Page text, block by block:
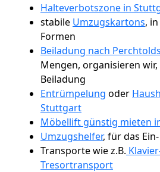
Halteverbotszone in
stabile Umzugskartons,
Formen
Beiladung nach
Mengen, organisieren
Beiladung
Entrümpelung oder
Stuttgart
Möbellift günstig mieten
Umzugshelfer, für das
Transporte wie z.B.
Tresortransport